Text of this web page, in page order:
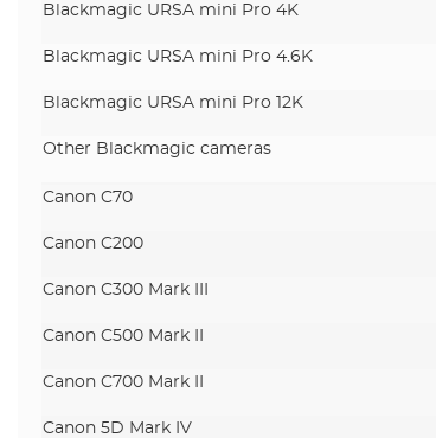
Blackmagic URSA mini Pro 4K
Blackmagic URSA mini Pro 4.6K
Blackmagic URSA mini Pro 12K
Other Blackmagic cameras
Canon C70
Canon C200
Canon C300 Mark III
Canon C500 Mark II
Canon C700 Mark II
Canon 5D Mark IV